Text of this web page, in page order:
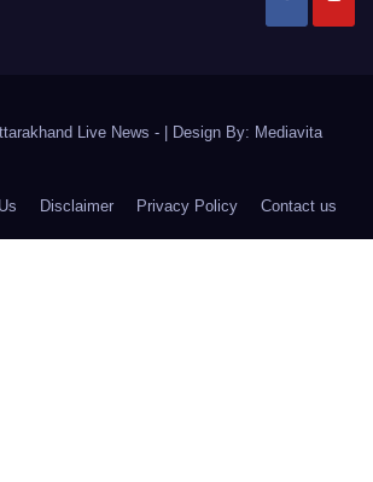
Live News - | Design By: Mediavita
Disclaimer Privacy Policy Contact us